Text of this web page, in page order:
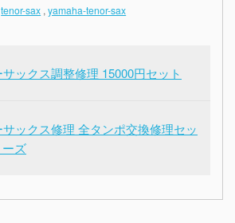
tenor-sax ,yamaha-tenor-sax
ックス調整修理 15000円セット
ックス修理 全タンポ交換修理セッ
ーズ